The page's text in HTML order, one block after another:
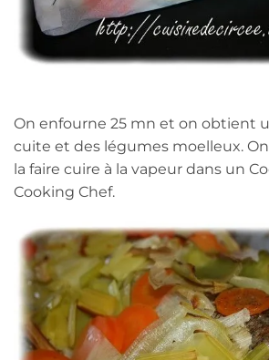
On enfourne 25 mn et on obtient
cuite et des légumes moelleux.
la faire cuire à la vapeur dans un
Cooking Chef.